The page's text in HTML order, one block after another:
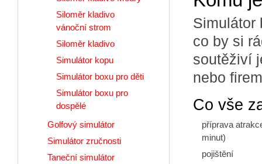
Simulátor
co by si
soutěživí
nebo
Co vše
příprava
minut)
pojištění
Siloměr kladivo
vánoční strom
Siloměr kladivo
Simulátor kopu
Simulátor boxu pro děti
Simulátor boxu pro
dospělé
Golfový simulátor
Simulátor zručnosti
Taneční simulátor